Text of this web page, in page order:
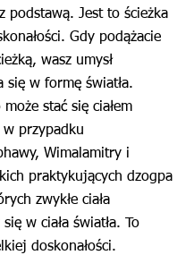
podstawą. Jest to ścieżka
Gdy podążacie
wasz umysł
się w formę światła.
może stać się ciałem
w przypadku
Wimalamitry i
praktykujących dzogpa
zwykłe ciała
w ciała światła. To
doskonałości.